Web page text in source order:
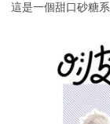
這是一個甜口砂糖